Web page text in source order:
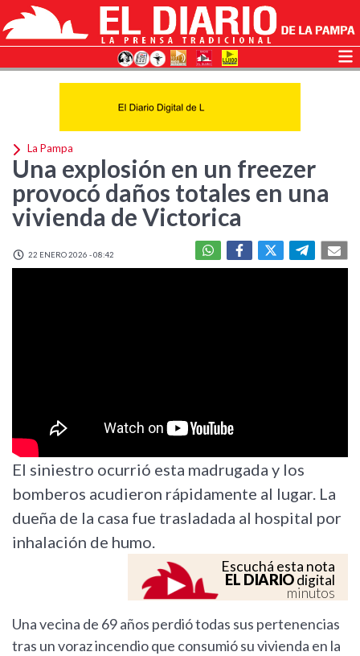
La Pampa
Una explosión en un freezer
provocó daños totales en una
vivienda de Victorica
22 ENERO 2026 - 08:42
El siniestro ocurrió esta madrugada y los
bomberos acudieron rápidamente al lugar. La
dueña de la casa fue trasladada al hospital por
inhalación de humo.
Escuchá esta nota
EL DIARIOdigital
minutos
Una vecina de 69 años perdió todas sus pertenencias
tras un voraz incendio que consumió su vivienda en la